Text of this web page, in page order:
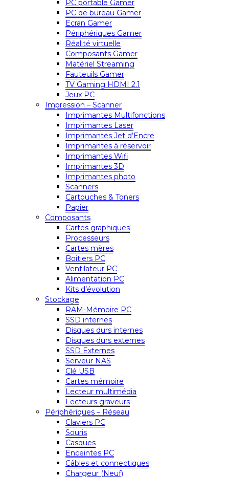
PC portable Gamer
PC de bureau Gamer
Ecran Gamer
Périphériques Gamer
Réalité virtuelle
Composants Gamer
Matériel Streaming
Fauteuils Gamer
TV Gaming HDMI 2.1
Jeux PC
Impression – Scanner
Imprimantes Multifonctions
Imprimantes Laser
Imprimantes Jet d’Encre
Imprimantes à réservoir
Imprimantes Wifi
Imprimantes 3D
Imprimantes photo
Scanners
Cartouches & Toners
Papier
Composants
Cartes graphiques
Processeurs
Cartes mères
Boitiers PC
Ventilateur PC
Alimentation PC
Kits d’évolution
Stockage
RAM-Mémoire PC
SSD internes
Disques durs internes
Disques durs externes
SSD Externes
Serveur NAS
Clé USB
Cartes mémoire
Lecteur multimédia
Lecteurs graveurs
Périphériques – Réseau
Claviers PC
Souris
Casques
Enceintes PC
Câbles et connectiques
Chargeur (Neuf)